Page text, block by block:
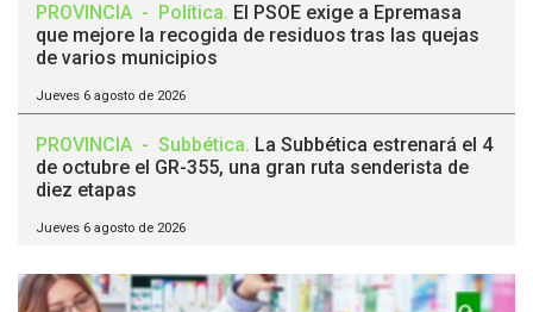
PROVINCIA - Política. El PSOE exige a Epremasa
que mejore la recogida de residuos tras las quejas
de varios municipios
Jueves 6 agosto de 2026
PROVINCIA - Subbética. La Subbética estrenará el 4
de octubre el GR-355, una gran ruta senderista de
diez etapas
Jueves 6 agosto de 2026